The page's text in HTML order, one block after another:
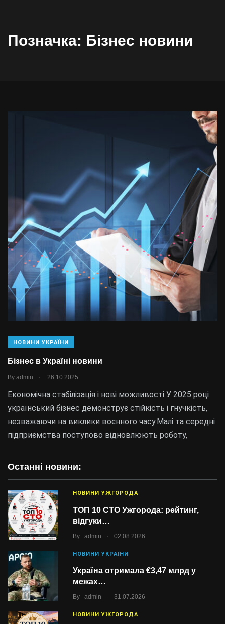
Позначка: Бізнес новини
НОВИНИ УКРАЇНИ
Бізнес в Україні новини
By admin . 26.10.2025
Економічна стабілізація і нові можливості У 2025 році
український бізнес демонструє стійкість і гнучкість,
незважаючи на виклики воєнного часу.Малі та середні
підприємства поступово відновлюють роботу,
Останні новини:
НОВИНИ УЖГОРОДА
ТОП 10 СТО Ужгорода: рейтинг,
відгуки…
By admin . 02.08.2026
НОВИНИ УКРАЇНИ
Україна отримала €3,47 млрд у
межах…
By admin . 31.07.2026
НОВИНИ УЖГОРОДА